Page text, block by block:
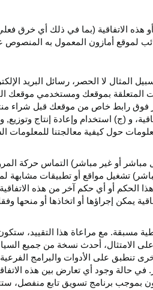
هذه الاتفاقية (بما في ذلك أي خرق
لموقع أمازون المعمول به المنصوص
لا الحصر، رسائل البريد
المتعلقة بموقعك ومستخدمي موقعك
فوق رابط خاص من موقعك قبل شراء
و (ج) استخدام وإعادة إنتاج
حول كيفية معالجتنا
مباشر أو غير مباشر) التماس حركة
تشغيل مواقع أو تطبيقات
أو أي حكم آخر من هذه الاتفاقية
يمكن إجراؤها أو اتخاذها أو منحها
مسبقة. مع مراعاة هذا التقييد،
الامتثال، أحدث نسخة من جميع
تنطبق على الأدوات والبرامج
حالة وجود أي تعارض بين هذه
بموجب برنامج تسويق تابع منفصل،